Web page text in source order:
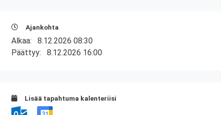
Ajankohta
Alkaa: 8.12.2026 08:30
Päättyy: 8.12.2026 16:00
Lisää tapahtuma kalenteriisi